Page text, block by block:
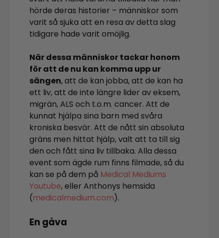
hörde deras historier – människor som
varit så sjuka att en resa av detta slag
tidigare hade varit omöjlig.
När dessa människor tackar honom
för att de nu kan komma upp ur
sängen, att de kan jobba, att de kan ha
ett liv, att de inte längre lider av eksem,
migrän, ALS och t.o.m. cancer. Att de
kunnat hjälpa sina barn med svåra
kroniska besvär. Att de nått sin absoluta
gräns men hittat hjälp, valt att ta till sig
den och fått sina liv tillbaka. Alla dessa
event som ägde rum finns filmade, så du
kan se på dem på Medical Mediums
Youtube, eller Anthonys hemsida
(medicalmedium.com).
En gåva